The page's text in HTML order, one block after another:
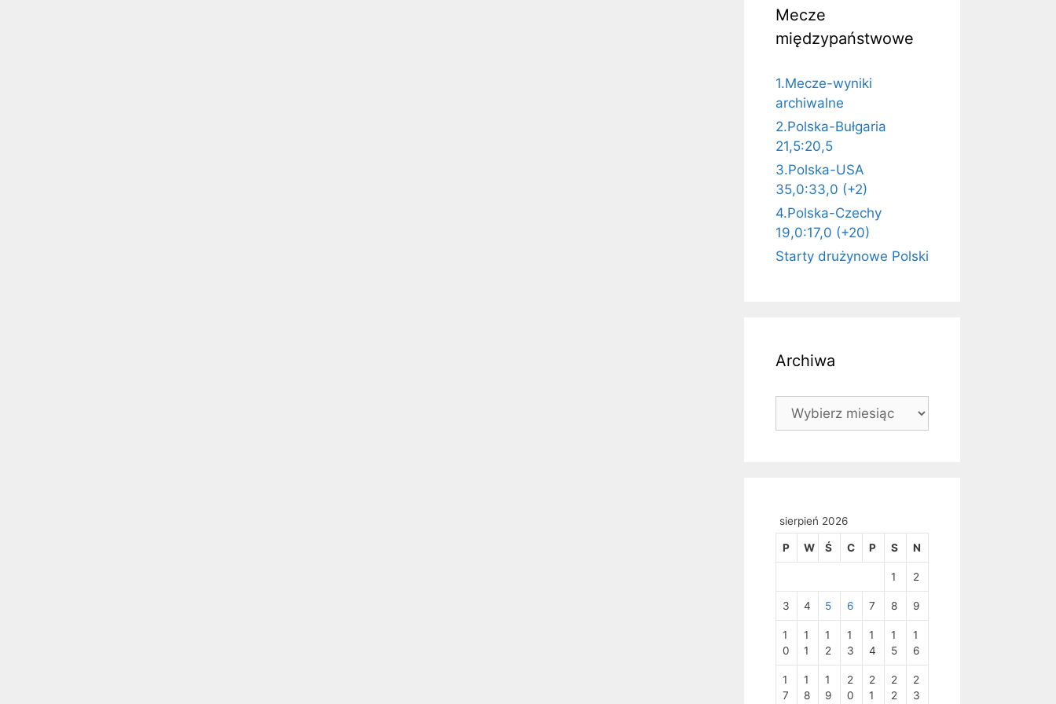
Mecze
międzypaństwowe
1.Mecze-wyniki
archiwalne
2.Polska-Bułgaria
21,5:20,5
3.Polska-USA
35,0:33,0 (+2)
4.Polska-Czechy
19,0:17,0 (+20)
Starty drużynowe Polski
Archiwa
Archiwa
sierpień 2026
P W Ś C P S N
1 2
3 4 5 6 7 8 9
1
0
1
1
1
2
1
3
1
4
1
5
1
6
1
7
1
8
1
9
2
0
2
1
2
2
2
3